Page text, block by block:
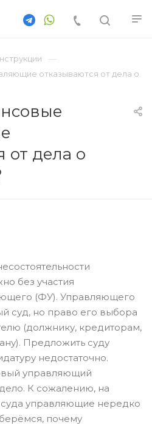
отказываются от дела о
от дела о
без участия
(ФУ). Управляющего
суд, но право его выбора
(должнику, кредиторам,
Предложить суду
недостаточно.
управляющий
дело. К сожалению, на
управляющие нередко
почему